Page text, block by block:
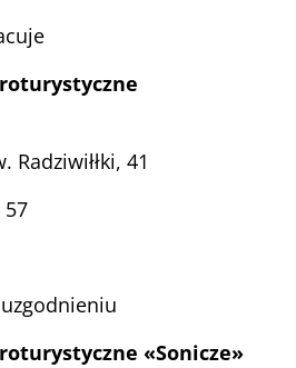
Radziwiłłki, 41
57
«Sonicze»